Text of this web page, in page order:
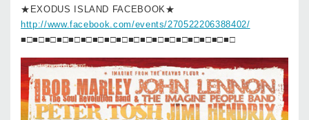
★EXODUS ISLAND FACEBOOK★
http://www.facebook.com/events/270522206388402/
■□■□■□■□■□■□■□■□■□■□■□■□■□■□■□■□■□■□